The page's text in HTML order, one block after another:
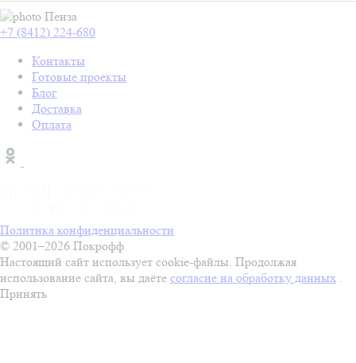
Пенза
+7 (8412) 224-680
Контакты
Готовые проекты
Блог
Доставка
Оплата
Политика конфиденциальности
© 2001–2026 Покрофф
Настоящий сайт использует cookie-файлы. Продолжая
использование сайта, вы даёте согласие на обработку данных .
Принять